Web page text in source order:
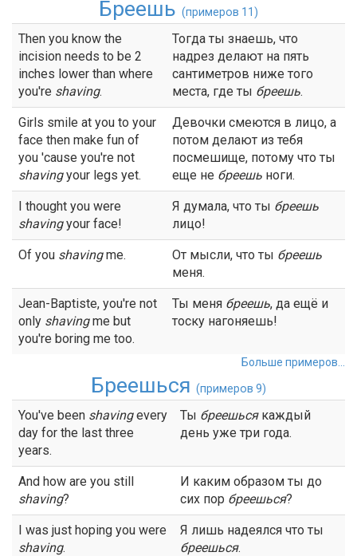
Бреешь (примеров 11)
Then you know the
incision needs to be 2
inches lower than where
you're shaving.
Тогда ты знаешь, что
надрез делают на пять
сантиметров ниже того
места, где ты бреешь.
Girls smile at you to your
face then make fun of
you 'cause you're not
shavingyour legs yet.
Девочки смеются в лицо, а
потом делают из тебя
посмешище, потому что ты
еще не бреешь ноги.
I thought you were
shavingyour face!
Я думала, что ты бреешь
лицо!
Of you shavingme. От мысли, что ты бреешь
меня.
Jean-Baptiste, you're not
only shavingme but
you're boring me too.
Ты меня бреешь, да ещё и
тоску нагоняешь!
Больше примеров...
Бреешься (примеров 9)
You've been shavingevery
day for the last three
years.
Ты бреешьсякаждый
день уже три года.
And how are you still
shaving?
И каким образом ты до
сих пор бреешься?
I was just hoping you were
shaving.
Я лишь надеялся что ты
бреешься.